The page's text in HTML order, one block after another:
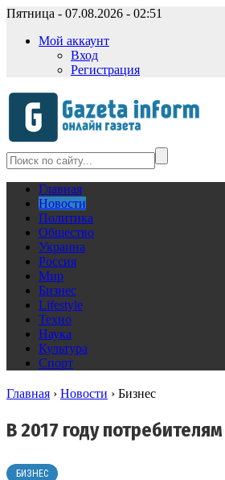
Пятница - 07.08.2026 - 02:51
Мой аккаунт
Вход
Регистрация
Главная
Новости
Политика
Общество
Украина
Россия
Мир
Бизнес
Lifestyle
Техно
Наука
Культура
Спорт
Главная › Новости › Бизнес
В 2017 году
БИЗНЕС